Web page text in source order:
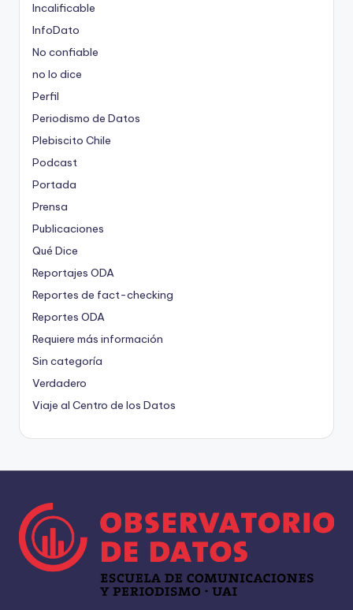
Incalificable
InfoDato
No confiable
no lo dice
Perfil
Periodismo de Datos
Plebiscito Chile
Podcast
Portada
Prensa
Publicaciones
Qué Dice
Reportajes ODA
Reportes de fact-checking
Reportes ODA
Requiere más información
Sin categoría
Verdadero
Viaje al Centro de los Datos